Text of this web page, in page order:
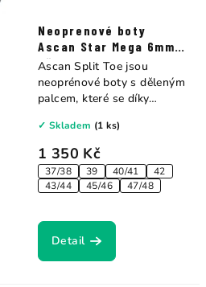
Neoprenové boty
Ascan Star Mega 6mm s
děleným palcem
1 350 Kč
37/38 39 40/41
42
43/44
45/46 47/48
✓ Skladem (1 ks)
Detail
Ascan Split Toe jsou
neoprénové boty s děleným
palcem, které se díky